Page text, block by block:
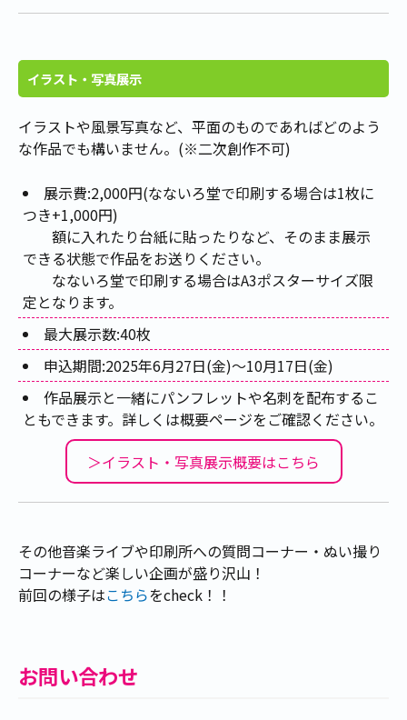
イラスト・写真展示
イラストや風景写真など、平面のものであればどのよう
な作品でも構いません。(※二次創作不可)
展示費:2,000円(なないろ堂で印刷する場合は1枚に
つき+1,000円)
額に入れたり台紙に貼ったりなど、そのまま展示
できる状態で作品をお送りください。
なないろ堂で印刷する場合はA3ポスターサイズ限
定となります。
最大展示数:40枚
申込期間:2025年6月27日(金)～10月17日(金)
作品展示と一緒にパンフレットや名刺を配布するこ
ともできます。詳しくは概要ページをご確認ください。
＞イラスト・写真展示概要はこちら
その他音楽ライブや印刷所への質問コーナー・ぬい撮り
コーナーなど楽しい企画が盛り沢山！
前回の様子はこちらをcheck！！
お問い合わせ